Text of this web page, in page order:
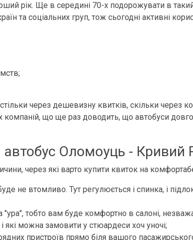
рік. Ще в середині 70-х подорожувати в
та соціальних груп, тож сьогодні активні
через дешевизну квитків, скільки через
що ще раз доводить, що автобуси
Оломоуць - Кривий
через які варто купити квиток на
не втомливо. Тут регулюється і спинка, і
тобто вам буде комфортно в салоні,
і які можна замовити у стюардеси хоч уночі;
пристроїв прямо біля вашого